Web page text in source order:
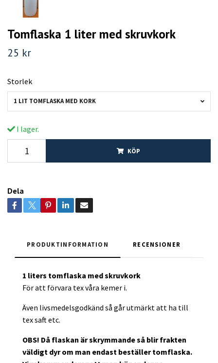
Tomflaska 1 liter med skruvkork
25 kr
Storlek
1 LIT TOMFLASKA MED KORK
I lager.
KÖP
Dela
PRODUKTINFORMATION RECENSIONER
1 liters tomflaska med skruvkork
För att förvara tex våra kemer i.
Även livsmedelsgodkänd så går utmärkt att ha till
tex saft etc.
OBS! Då flaskan är skrymmande så blir frakten
väldigt dyr om man endast beställer tomflaska.